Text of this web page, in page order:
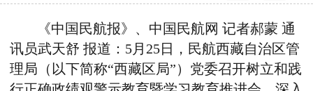
《中国民航报》、中国民航网 记者郝蒙 通
讯员武天舒 报道：5月25日， 民航西藏自治区管
理 局 （以下简称“西藏区局”） 党委召开树立和践